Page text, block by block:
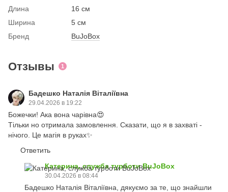
Длина
16 см
Ширина
5 см
Бренд
BuJoBox
Отзывы 1
Бадешко Наталія Віталіївна
29.04.2026 в 19:22
Божечки! Ака вона чарівна😍
Тільки но отримала замовлення. Сказати, що я в захваті -
нічого. Це магія в руках✨
Ответить
Катерина, служба турботи BuJoBox
30.04.2026 в 08:44
Бадешко Наталія Віталіївна, дякуємо за те, що знайшли